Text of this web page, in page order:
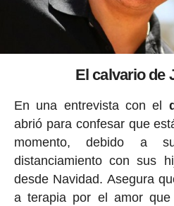
El calvario de
En una entrevista con el
abrió para confesar que
momento, debido a
distanciamiento con sus
desde Navidad. Asegura
a terapia por el amor